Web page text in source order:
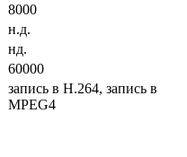
8000
н.д.
нд.
60000
запись в H.264, запись в
MPEG4